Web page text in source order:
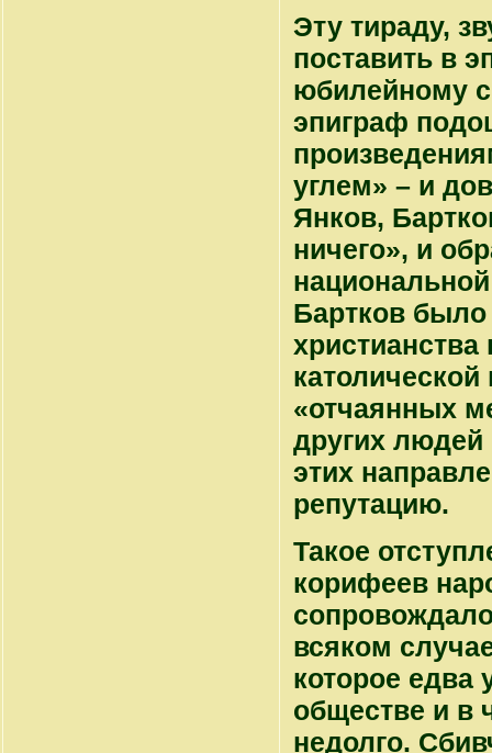
Эту тираду,
поставить в
юбилейному
эпиграф
углем» – и
Янков,
ничего», и
Бартков было
«отчаянных
других людей
этих
репутацию.
Такое
корифеев
всяком
которое едва
обществе и в
недолго.